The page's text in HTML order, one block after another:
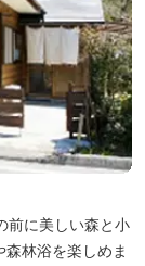
前に美しい森と小
林浴を楽しめま